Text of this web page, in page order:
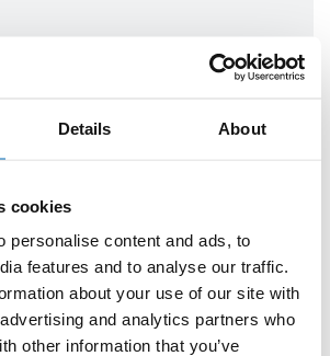
Details About
cookies
personalise content and ads, to
features and to analyse our traffic.
about your use of our site with
and analytics partners who
other information that you’ve
sicheren Öffnen der